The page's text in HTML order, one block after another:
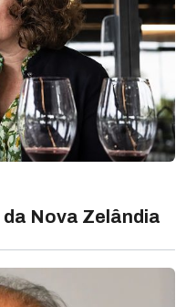
Nova Zelândia